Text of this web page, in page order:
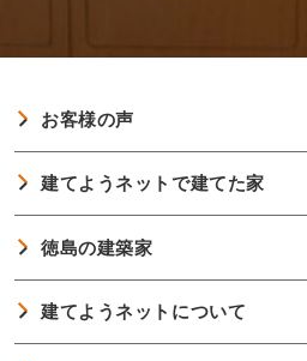
お客様の声
建てようネットで建てた家
徳島の建築家
建てようネットについて